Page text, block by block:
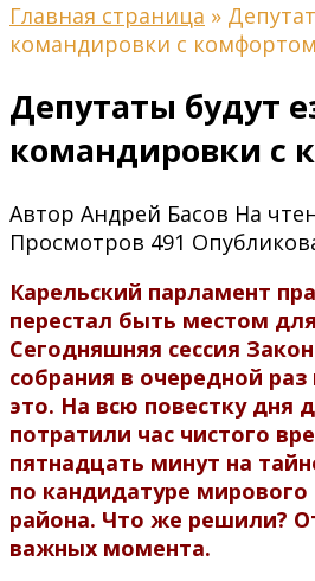
Главная страница »
командировки с комфортом
Депутаты будут
командировки с
Автор Андрей Басов На
Просмотров 491
Карельский парламент
перестал быть местом
Сегодняшняя сессия
собрания в очередной
это. На всю повестку дня
потратили час чистого
пятнадцать минут на
по кандидатуре мирового
района. Что же решили?
важных момента.